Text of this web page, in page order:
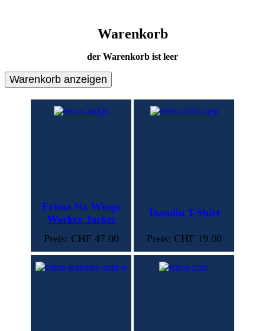
Warenkorb
der Warenkorb ist leer
Erima Six Wings
Worker Jacket
Preis: CHF 47.00
Teamlin T-Shirt
Preis: CHF 19.00